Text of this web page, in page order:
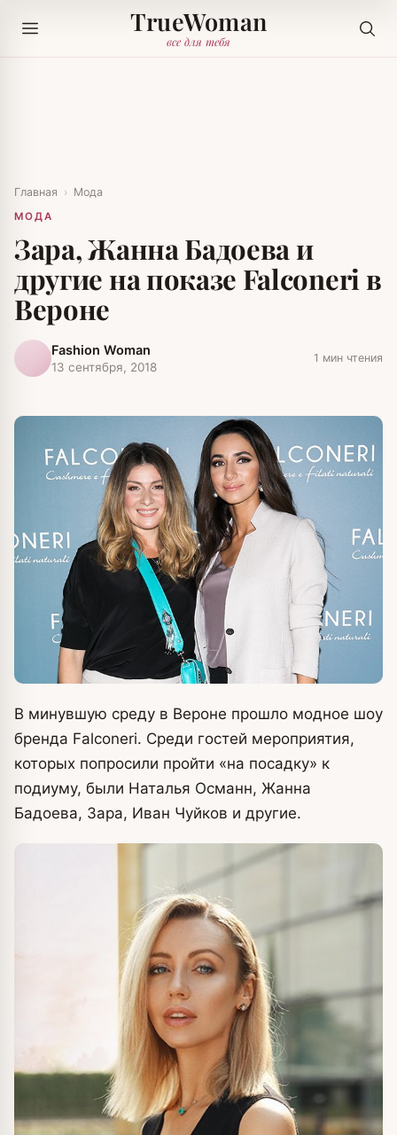
TrueWoman
все для тебя
Главная › Мода
МОДА
Зара, Жанна Бадоева и
другие на показе Falconeri в
Вероне
Fashion Woman
13 сентября, 2018
1 мин чтения
В минувшую среду в Вероне прошло модное шоу
бренда Falconeri. Среди гостей мероприятия,
которых попросили пройти «на посадку» к
подиуму, были Наталья Османн, Жанна
Бадоева, Зара, Иван Чуйков и другие.